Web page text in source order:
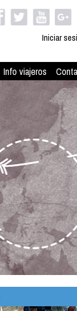
Iniciar
Info viajeros